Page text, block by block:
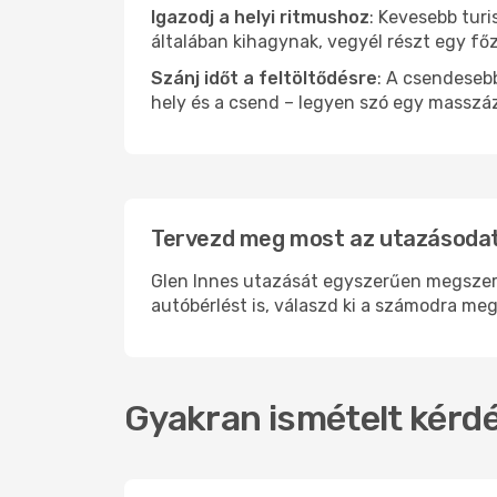
Igazodj a helyi ritmushoz: Kevesebb
általában kihagynak, vegyél részt egy
Szánj időt a feltöltődésre: A
hely és a csend – legyen szó egy
Tervezd meg most az
Glen Innes utazását egyszerűen
autóbérlést is, válaszd ki a számodra
Gyakran ismételt